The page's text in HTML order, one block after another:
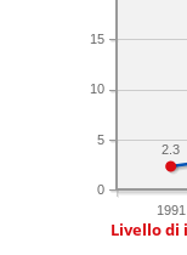
1991
0
5
10
15
2.3
Livello di